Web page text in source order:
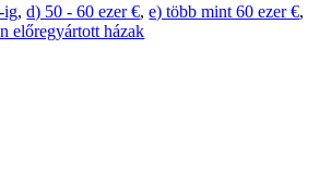
ig,d) 50 - 60 ezer €,e) több mint 60 ezer €,
előregyártott házak